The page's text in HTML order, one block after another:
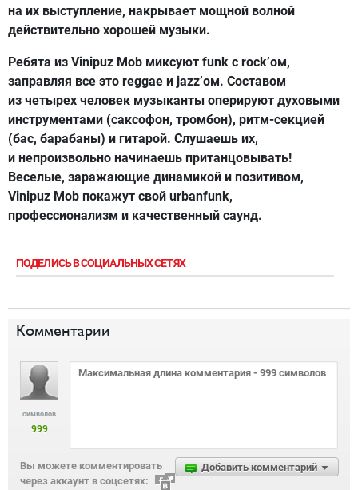
на их выступление, накрывает мощной волной
действительно хорошей музыки.
Ребята из Vinipuz Mob миксуют funk с rock’ом,
заправляя все это reggae и jazz’ом. Составом
из четырех человек музыканты оперируют духовыми
инструментами (саксофон, тромбон), ритм-секцией
(бас, барабаны) и гитарой. Слушаешь их,
и непроизвольно начинаешь пританцовывать!
Веселые, заражающие динамикой и позитивом,
Vinipuz Mob покажут свой urbanfunk,
профессионализм и качественный саунд.
ПОДЕЛИСЬ В СОЦИАЛЬНЫХ СЕТЯХ
Комментарии
символов
999
Добавить комментарий
Вы можете комментировать
через аккаунт в соцсетях: